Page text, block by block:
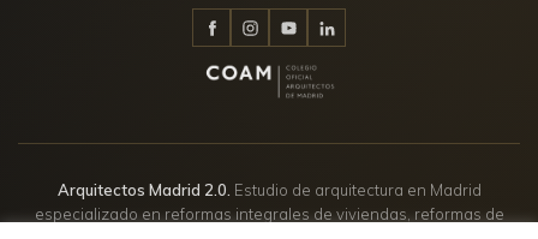
Arquitectos Madrid 2.0. Estudio de arquitectura en Madrid
especializado en reformas integrales de viviendas, reformas de